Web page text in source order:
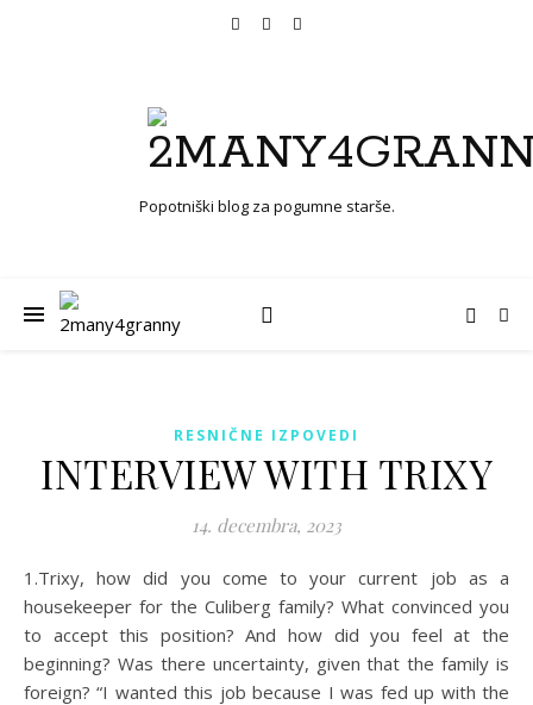
Popotniški blog za pogumne starše.
RESNIČNE IZPOVEDI
INTERVIEW WITH TRIXY
14. decembra, 2023
1.Trixy, how did you come to your current job as a
housekeeper for the Culiberg family? What convinced you
to accept this position? And how did you feel at the
beginning? Was there uncertainty, given that the family is
foreign? “I wanted this job because I was fed up with the